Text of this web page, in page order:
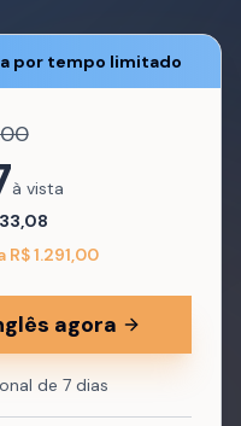
por tempo limitado
à vista
1.291,00
agora
de 7 dias